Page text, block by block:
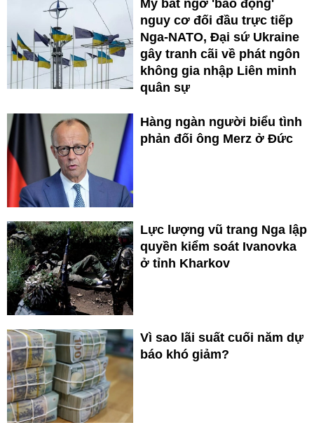
Mỹ bất ngờ 'báo động'
nguy cơ đối đầu trực tiếp
Nga-NATO, Đại sứ Ukraine
gây tranh cãi về phát ngôn
không gia nhập Liên minh
quân sự
Hàng ngàn người biểu tình
phản đối ông Merz ở Đức
Lực lượng vũ trang Nga lập
quyền kiểm soát Ivanovka
ở tỉnh Kharkov
Vì sao lãi suất cuối năm dự
báo khó giảm?